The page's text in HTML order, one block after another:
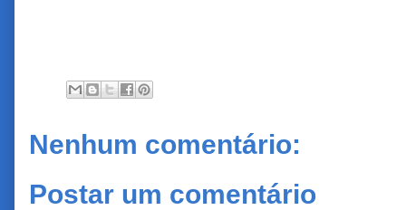
Nenhum comentário:
Postar um comentário